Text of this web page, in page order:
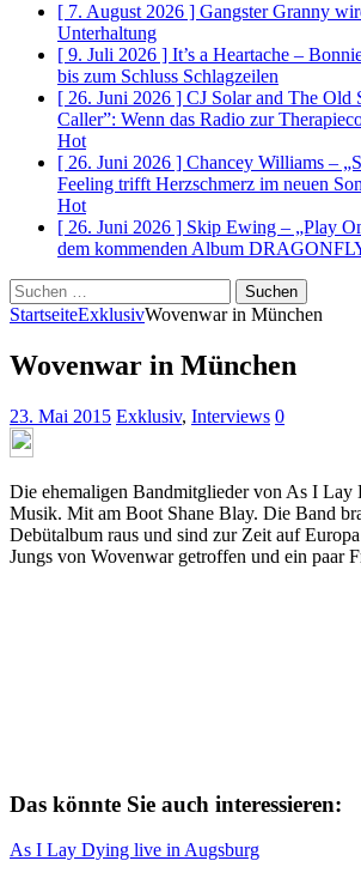
[ 7. August 2026 ] Gangster Granny
Unterhaltung
[ 9. Juli 2026 ] It’s a Heartache –
bis zum Schluss Schlagzeilen
[ 26. Juni 2026 ] CJ Solar and The Old
Caller”: Wenn das Radio zur
Hot
[ 26. Juni 2026 ] Chancey Williams –
Feeling trifft Herzschmerz im neuen
Hot
[ 26. Juni 2026 ] Skip Ewing – „Play
dem kommenden Album
Suchen
nach:
StartseiteExklusivWovenwar in München
Wovenwar in München
23. Mai 2015 Exklusiv, Interviews 0
Die ehemaligen Bandmitglieder von As I Lay
Musik. Mit am Boot Shane Blay. Die Band
Debütalbum raus und sind zur Zeit auf
Jungs von Wovenwar getroffen und ein paar
Das könnte Sie auch interessieren:
As I Lay Dying live in Augsburg